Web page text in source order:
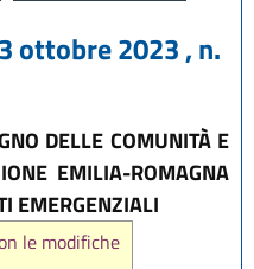
ottobre 2023 , n.
DELLE COMUNITÀ E
EMILIA-ROMAGNA
EMERGENZIALI
le modifiche